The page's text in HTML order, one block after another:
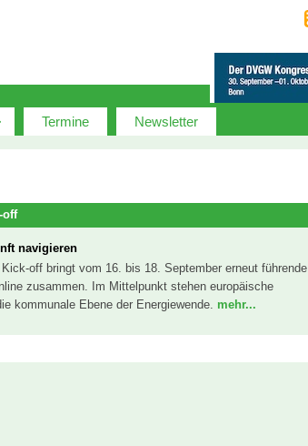
Termine Newsletter
off
navigieren
off bringt vom 16. bis 18. September erneut führende
zusammen. Im Mittelpunkt stehen europäische
kommunale Ebene der Energiewende. mehr...